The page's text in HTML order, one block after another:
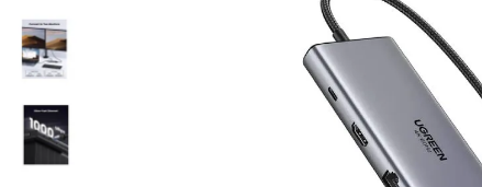
lavaliera
card memorie
dji mic mini